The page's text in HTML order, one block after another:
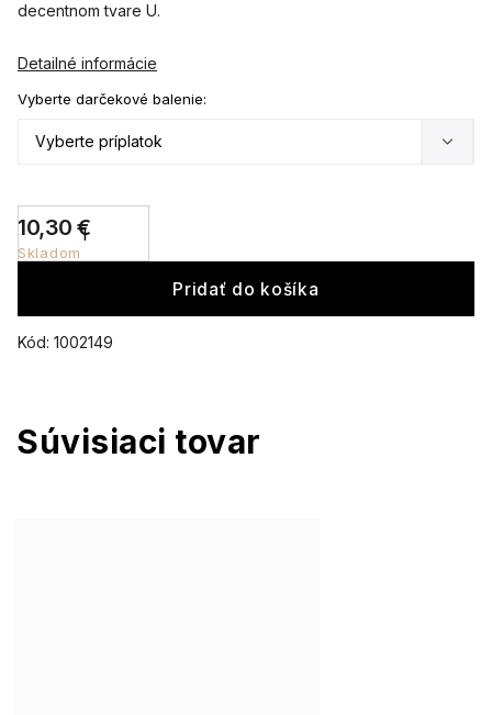
Kód: 1002149
10,30 €
Skladom
Vyberte darčekové balenie:
Pridať do košíka
decentnom tvare U.
Detailné informácie
Súvisiaci tovar